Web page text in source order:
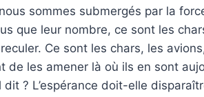
sommes submergés par la
que leur nombre, ce sont les
Ce sont les chars, les
de les amener là où ils en sont
? L’espérance doit-elle